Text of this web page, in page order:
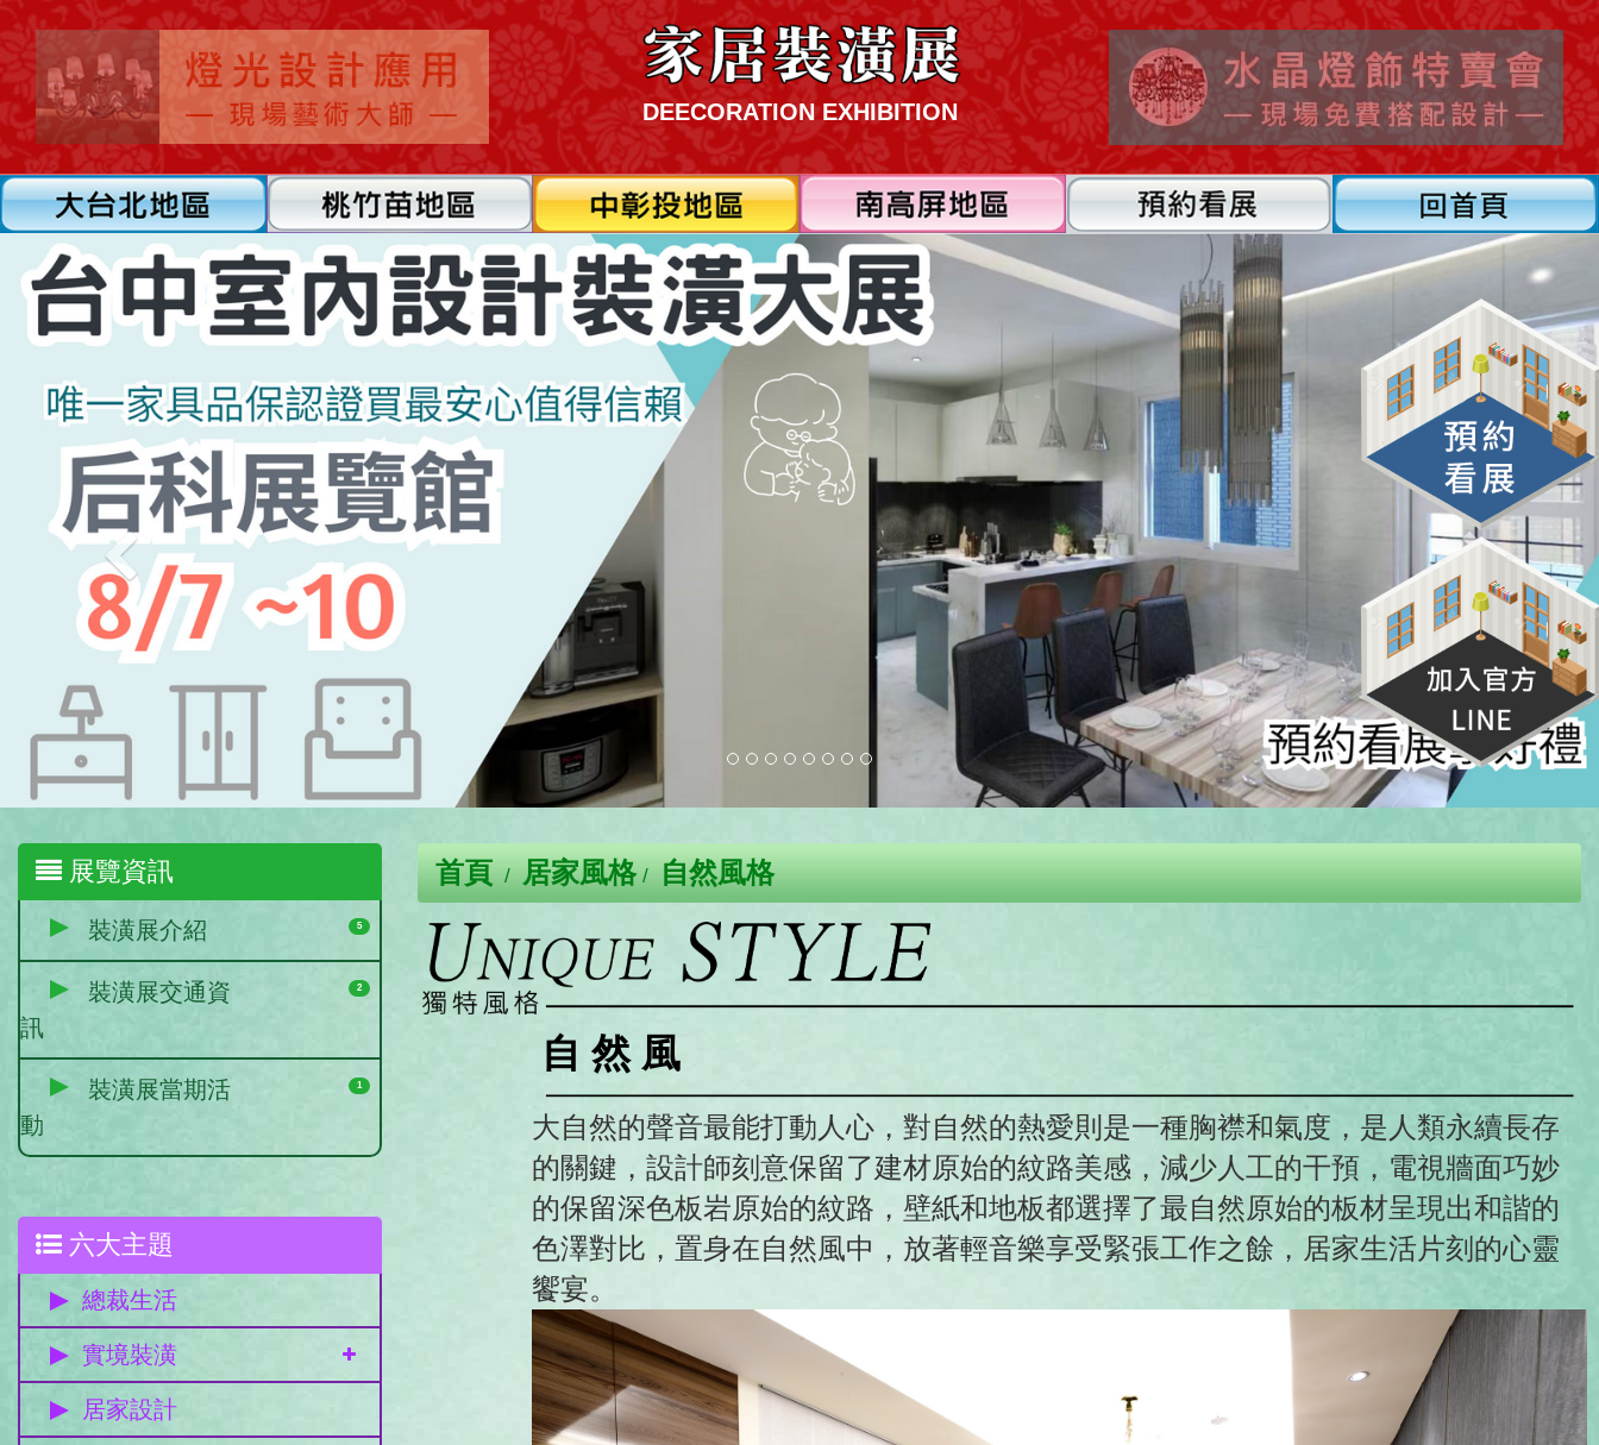
DEECORATION EXHIBITION
展覽資訊
裝潢展介紹 5
裝潢展交通資
訊
2
裝潢展當期活
動
1
六大主題
總裁生活
實境裝潢
居家設計
首頁 居家風格 自然風格
自 然 風
大自然的聲音最能打動人心，對自然的熱愛則是一種胸襟和氣度，是人類永續長存
的關鍵，設計師刻意保留了建材原始的紋路美感，減少人工的干預，電視牆面巧妙
的保留深色板岩原始的紋路，壁紙和地板都選擇了最自然原始的板材呈現出和諧的
色澤對比，置身在自然風中，放著輕音樂享受緊張工作之餘，居家生活片刻的心靈
饗宴。